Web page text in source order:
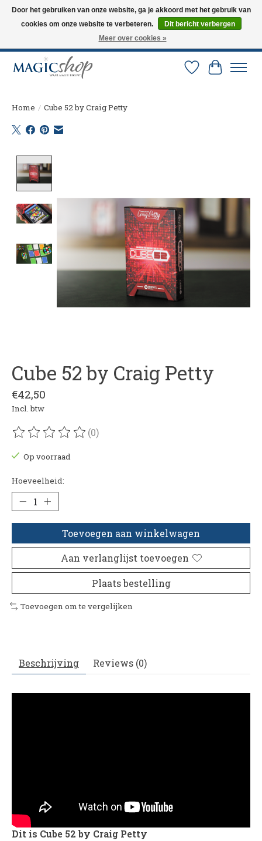
Altijd de nieuwste trucs op voorraad. Snelle verzending via PostNL en DHL.
Langskomen in onze winkel? Bel of mail om een afspraak te maken. 0251-
Verlanglijst
Home / Cube 52 by Craig Petty
Cube 52 by Craig Petty
€42,50
Incl. btw
De beoordeling van dit product is
(0)
Op voorraad
Hoeveelheid:
Toevoegen aan winkelwagen
Aan verlanglijst toevoegen
Plaats bestelling
Toevoegen om te vergelijken
Beschrijving Reviews (0)
Dit is Cube 52 by Craig Petty
Door het gebruiken van onze website, ga je akkoord met het gebruik van
cookies om onze website te verbeteren.
Dit bericht verbergen
Meer over cookies »